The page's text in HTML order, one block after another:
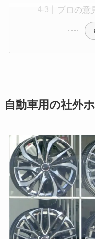
プロの意
自動車用の社外